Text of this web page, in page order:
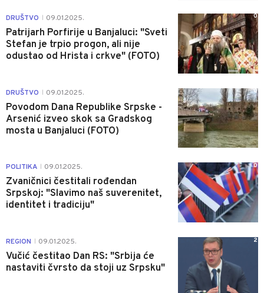
DRUŠTVO 09.01.2025.
Patrijarh Porfirije u Banjaluci: "Sveti
Stefan je trpio progon, ali nije
odustao od Hrista i crkve" (FOTO)
0
DRUŠTVO 09.01.2025.
Povodom Dana Republike Srpske -
Arsenić izveo skok sa Gradskog
mosta u Banjaluci (FOTO)
0
POLITIKA 09.01.2025.
Zvaničnici čestitali rođendan
Srpskoj: "Slavimo naš suverenitet,
identitet i tradiciju"
0
REGION 09.01.2025.
Vučić čestitao Dan RS: "Srbija će
nastaviti čvrsto da stoji uz Srpsku"
2